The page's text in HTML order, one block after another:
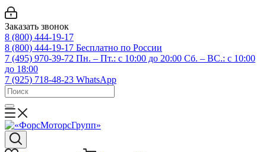
Заказать звонок
8 (800) 444-19-17
8 (800) 444-19-17 Бесплатно по России
7 (495) 970-39-72 Пн. – Пт.: с 10:00 до 20:00 Сб. – ВС.: c 10:00
до 18:00
7 (925) 718-48-23 WhatsApp